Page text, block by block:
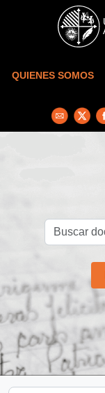
Skip to main content
QUIENES SOMOS